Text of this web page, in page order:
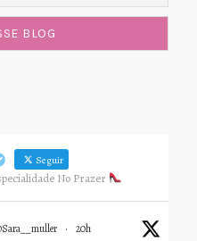
Seguir
No Prazer
· 20h